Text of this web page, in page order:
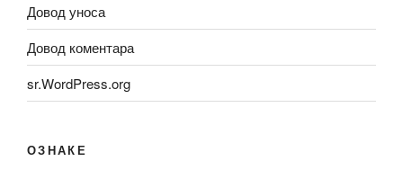
Довод уноса
Довод коментара
sr.WordPress.org
ОЗНАКЕ